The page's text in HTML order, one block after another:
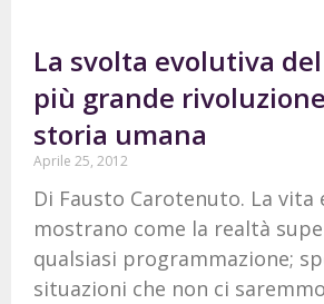
La svolta evolutiva
più grande
storia umana
Aprile 25, 2012
Di Fausto Carotenuto. La vita
mostrano come la realtà
qualsiasi programmazione;
situazioni che non ci